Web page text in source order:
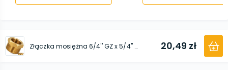
Złączka mosiężna 6/4'' GZ x 5/4'' GW 20,49 zł